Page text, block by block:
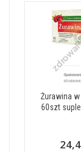
Żurawina
60szt